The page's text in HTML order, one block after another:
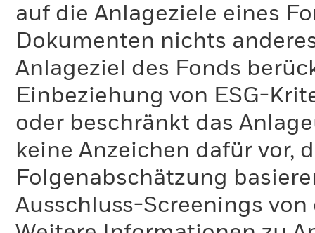
auf die Anlageziele eines
Dokumenten nichts
Anlageziel des Fonds
Einbeziehung von ESG-
oder beschränkt das
keine Anzeichen dafür vor,
Folgenabschätzung
Ausschluss-Screenings